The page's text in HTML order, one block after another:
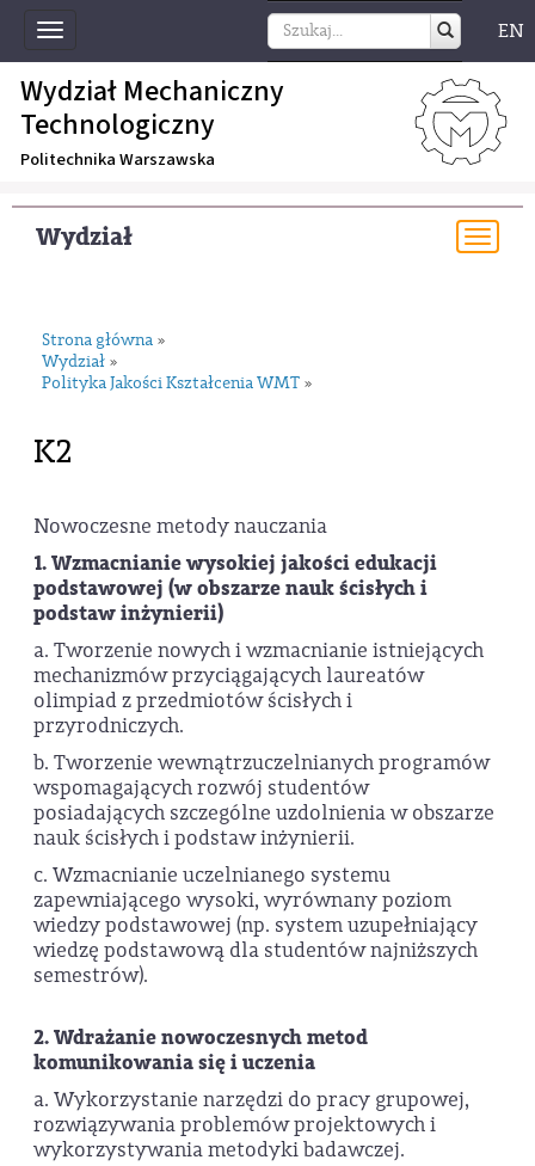
Toggle
navigation
EN
Wydział Mechaniczny
Technologiczny
Politechnika Warszawska
Wydział
Strona główna »
Wydział »
Polityka Jakości Kształcenia WMT »
K2
Nowoczesne metody nauczania
1. Wzmacnianie wysokiej jakości edukacji
podstawowej (w obszarze nauk ścisłych i
podstaw inżynierii)
a. Tworzenie nowych i wzmacnianie istniejących
mechanizmów przyciągających laureatów
olimpiad z przedmiotów ścisłych i
przyrodniczych.
b. Tworzenie wewnątrzuczelnianych programów
wspomagających rozwój studentów
posiadających szczególne uzdolnienia w obszarze
nauk ścisłych i podstaw inżynierii.
c. Wzmacnianie uczelnianego systemu
zapewniającego wysoki, wyrównany poziom
wiedzy podstawowej (np. system uzupełniający
wiedzę podstawową dla studentów najniższych
semestrów).
2. Wdrażanie nowoczesnych metod
komunikowania się i uczenia
a. Wykorzystanie narzędzi do pracy grupowej,
rozwiązywania problemów projektowych i
wykorzystywania metodyki badawczej.